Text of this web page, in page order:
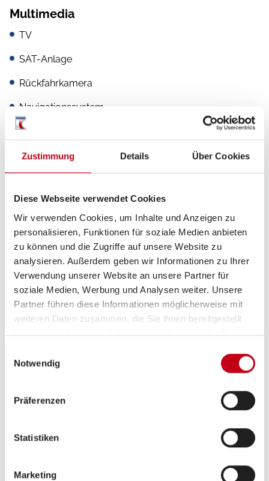
Zustimmung Details Über Cookies
Diese Webseite verwendet Cookies
Wir verwenden Cookies, um Inhalte und Anzeigen zu
personalisieren, Funktionen für soziale Medien anbieten
zu können und die Zugriffe auf unsere Website zu
analysieren. Außerdem geben wir Informationen zu Ihrer
Verwendung unserer Website an unsere Partner für
soziale Medien, Werbung und Analysen weiter. Unsere
Partner führen diese Informationen möglicherweise mit
weiteren Daten zusammen, die Sie ihnen bereitgestellt
haben oder die sie im Rahmen Ihrer Nutzung der Dienste
Notwendig
Präferenzen
Statistiken
Marketing
Multimedia
TV
SAT-Anlage
Rückfahrkamera
Navigationssystem
DAB Radio
Radio/Tuner
Elektro
Solaranlage